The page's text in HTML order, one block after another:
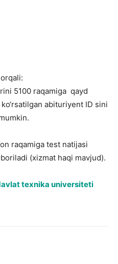
5100 raqamiga qayd
abituriyent ID sini
raqamiga test natijasi
(xizmat haqi mavjud).
texnika universiteti